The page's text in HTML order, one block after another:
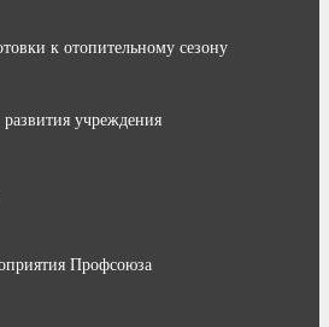
к отопительному сезону
учреждения
Профсоюза